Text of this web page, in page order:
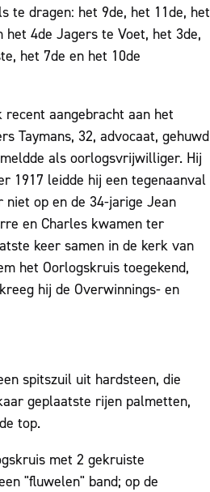
te dragen: het 9de, het 11de, het
het 4de Jagers te Voet, het 3de,
het 7de en het 10de
aangebracht aan het
Taymans, 32, advocaat, gehuwd
als oorlogsvrijwilliger. Hij
1917 leidde hij een tegenaanval
op en de 34-jarige Jean
en Charles kwamen ter
keer samen in de kerk van
het Oorlogskruis toegekend,
hij de Overwinnings- en
spitszuil uit hardsteen, die
geplaatste rijen palmetten,
top.
met 2 gekruiste
"fluwelen" band; op de